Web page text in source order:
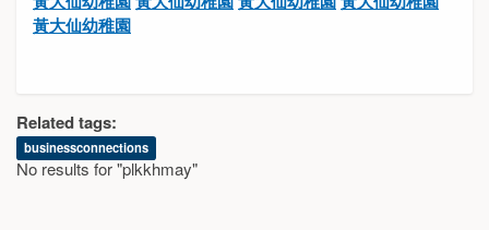
黃大仙幼稚園
Related tags:
businessconnections
No results for "plkkhmay"